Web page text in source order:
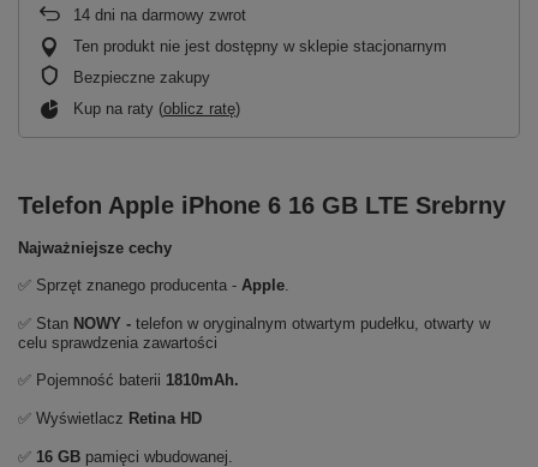
14 dni na darmowy zwrot
Ten produkt nie jest dostępny w sklepie stacjonarnym
Bezpieczne zakupy
Kup na raty (oblicz ratę)
Telefon Apple iPhone 6 16 GB LTE Srebrny
Najważniejsze cechy
✅ Sprzęt znanego producenta - Apple.
✅ Stan NOWY - telefon w oryginalnym otwartym pudełku, otwarty w
celu sprawdzenia zawartości
✅ Pojemność baterii 1810mAh.
✅ Wyświetlacz Retina HD
✅ 16 GB pamięci wbudowanej.